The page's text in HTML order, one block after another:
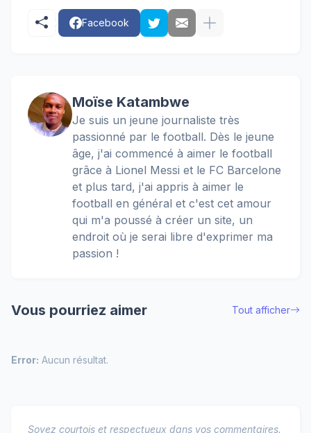
Facebook
Moïse Katambwe
Je suis un jeune journaliste très
passionné par le football. Dès le jeune
âge, j'ai commencé à aimer le football
grâce à Lionel Messi et le FC Barcelone
et plus tard, j'ai appris à aimer le
football en général et c'est cet amour
qui m'a poussé à créer un site, un
endroit où je serai libre d'exprimer ma
passion !
Vous pourriez aimer Tout afficher
Error: Aucun résultat.
Soyez courtois et respectueux dans vos commentaires.